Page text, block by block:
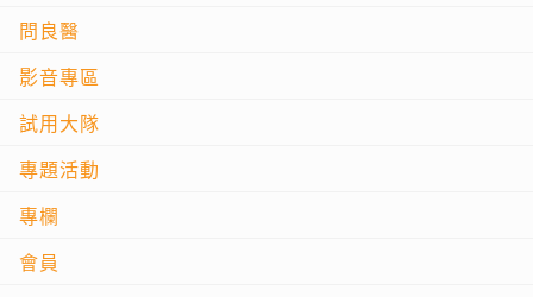
問良醫
影音專區
試用大隊
專題活動
專欄
會員